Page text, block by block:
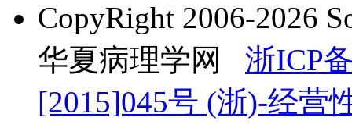
CopyRight 2006-2026
华夏病理学网 浙ICP
[2015]045号 (浙)-经营